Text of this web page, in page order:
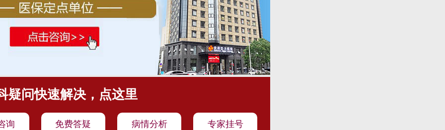
疑问快速解决，点这里
询 免费答疑 病情分析 专家挂号